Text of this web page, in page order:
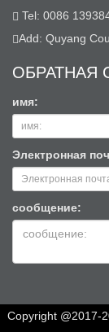
Tel: 0086
Add: Quyang
ОБРАТНАЯ
имя:
Электронная
сообщение:
Copyright @2017-